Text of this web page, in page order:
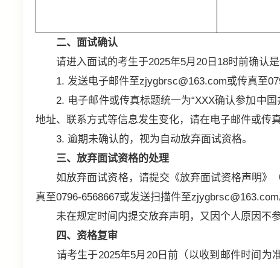
二、面试确认
请进入面试的考生于2025年5月20日18时前确认
1. 发送电子邮件至zjygbrsc@163.com或传真至
2. 电子邮件或传真标题统一为“XXX确认参加中国
地址、联系方式等信息发生变化，请在电子邮件或传真
3. 逾期未确认的，视为自动放弃面试资格。
三、放弃面试资格的处理
如放弃面试资格，请提交《放弃面试资格声明》
真至0796-6568667或发送扫描件至zjygbrsc@163.com
未在规定时间内提交放弃声明，又因个人原因不参
四、资格复审
请考生于2025年5月20日前（以收到邮件时间为